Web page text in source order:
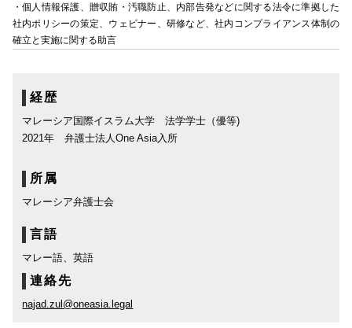
・個人情報保護、贈収賄・汚職防止、内部告発などに関する法令に準拠した
社内ポリシーの策定、ウェビナー、研修など、社内コンプライアンス体制の
確立と実施に関する助言
経歴
マレーシア国際イスラム大学 法学学士（優等)
2021年 弁護士法人One Asia入所
所属
マレーシア弁護士会
言語
マレー語、英語
連絡先
najad.zul@oneasia.legal